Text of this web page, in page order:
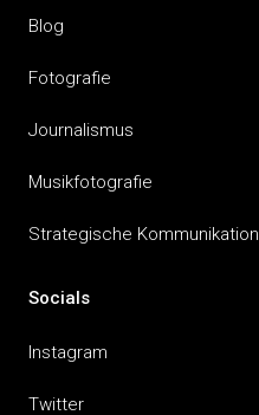
Blog
Fotografie
Journalismus
Musikfotografie
Strategische Kommunikation
Socials
Instagram
Twitter